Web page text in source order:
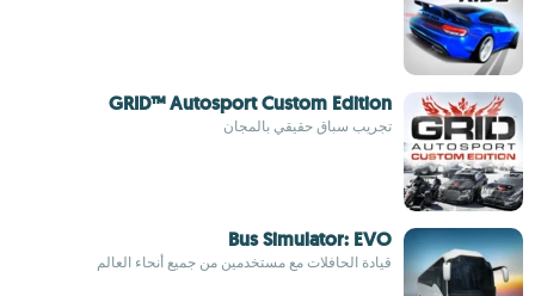
GRID™ Autosport Custom Edition
تجريب سباق حقيقي بالمجان
Bus Simulator: EVO
قيادة الحافلات مع مستخدمين من جميع أنحاء العالم